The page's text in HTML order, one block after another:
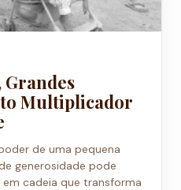
Grandes
Multiplicador
de uma pequena
generosidade pode
cadeia que transforma